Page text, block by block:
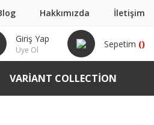
Hakkımızda İletişim
Giriş Yap
Üye Ol
Sepetim ()
VARIANT COLLECTION